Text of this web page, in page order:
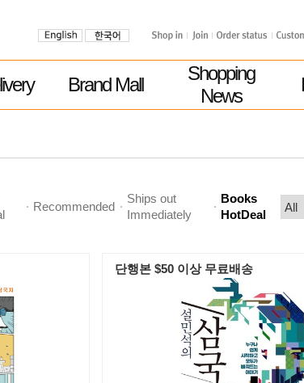
Brand Mall
Shopping
News
Recommended
Ships out
Immediately
Books
HotDeal
단행본 $50 이상 무료배송